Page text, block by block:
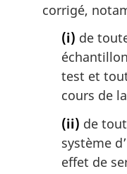
corrigé,
(i) de
test et
cours de
(ii) de
système
effet de